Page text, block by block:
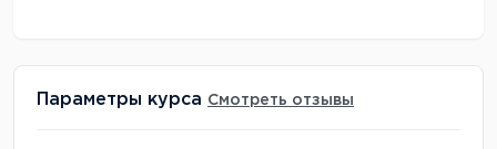
Параметры курса Смотреть отзывы